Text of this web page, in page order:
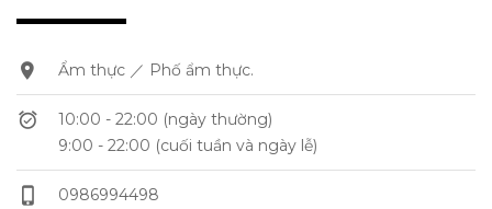
Ẩm thực ／ Phố ẩm thực.
10:00 - 22:00 (ngày thường)
9:00 - 22:00 (cuối tuần và ngày lễ)
0986994498